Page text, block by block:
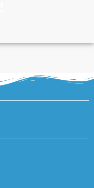
DIARY